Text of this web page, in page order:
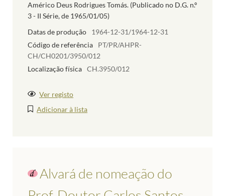
Américo Deus Rodrigues Tomás. (Publicado no D.G. n.º
3 - II Série, de 1965/01/05)
Datas de produção
1964-12-31/1964-12-31
Código de referência
PT/PR/AHPR-
CH/CH0201/3950/012
Localização física CH.3950/012
Ver registo
Adicionar à lista
Alvará de nomeação do